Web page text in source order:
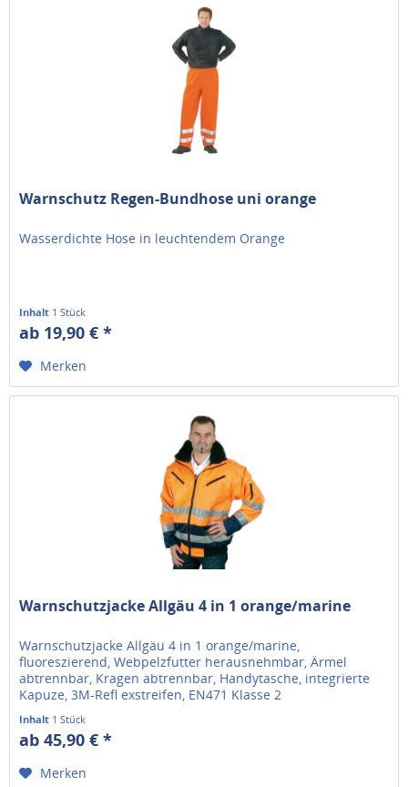
Warnschutz Regen-Bundhose uni orange
Wasserdichte Hose in leuchtendem Orange
Inhalt 1 Stück
ab 19,90 € *
Merken
Warnschutzjacke Allgäu 4 in 1 orange/marine
Warnschutzjacke Allgäu 4 in 1 orange/marine,
fluoreszierend, Webpelzfutter herausnehmbar, Ärmel
abtrennbar, Kragen abtrennbar, Handytasche, integrierte
Kapuze, 3M-Refl exstreifen, EN471 Klasse 2
Inhalt 1 Stück
ab 45,90 € *
Merken